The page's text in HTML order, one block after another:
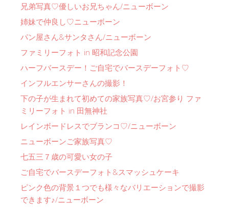
兄弟写真♡優しいお兄ちゃん/ニューボーン
姉妹で仲良し♡ニューボーン
パン屋さん&サンタさん/ニューボーン
ファミリーフォト in 昭和記念公園
ハーフバースデー！ご自宅でバースデーフォト♡
インフルエンサーさんの撮影！
下の子が生まれて初めての家族写真♡/お宮参り ファ
ミリーフォト in 田無神社
レインボードレスでブランコ♡/ニューボーン
ニューボーンご家族写真♡
七五三７歳の可愛い女の子
ご自宅でバースデーフォト&スマッシュケーキ
ピンク色の背景１つでも様々なバリエーションで撮影
できます♪/ニューボーン